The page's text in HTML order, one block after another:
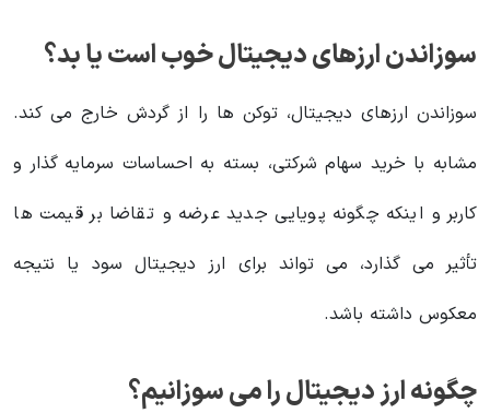
سوزاندن ارزهای دیجیتال خوب است یا بد؟
سوزاندن ارزهای دیجیتال، توکن ها را از گردش خارج می کند.
مشابه با خرید سهام شرکتی، بسته به احساسات سرمایه گذار و
کاربر و اینکه چگونه پویایی جدید عرضه و تقاضا بر قیمت ها
تأثیر می گذارد، می تواند برای ارز دیجیتال سود یا نتیجه
معکوس داشته باشد.
چگونه ارز دیجیتال را می سوزانیم؟